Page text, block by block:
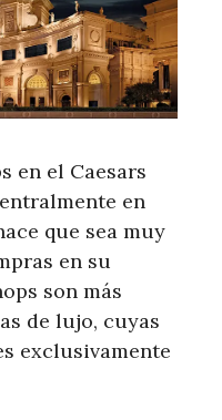
en el Caesars
en
que sea muy
en su
son más
de lujo, cuyas
exclusivamente